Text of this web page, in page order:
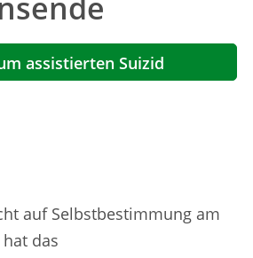
assistierten Suizid
auf Selbstbestimmung am
das